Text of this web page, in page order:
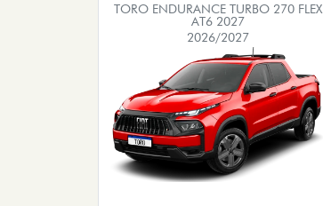
TORO ENDURANCE TURBO 270 FLEX
AT6 2027
2026/2027